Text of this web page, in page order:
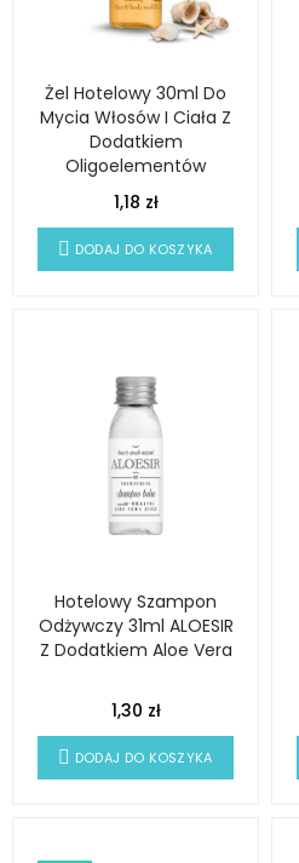
Żel Hotelowy 30ml Do
Mycia Włosów I Ciała Z
Dodatkiem
Oligoelementów
HAVANA
1,18 zł
DODAJ DO KOSZYKA
Hotelowy Szampon
Odżywczy 31ml ALOESIR
Z Dodatkiem Aloe Vera
1,30 zł
DODAJ DO KOSZYKA